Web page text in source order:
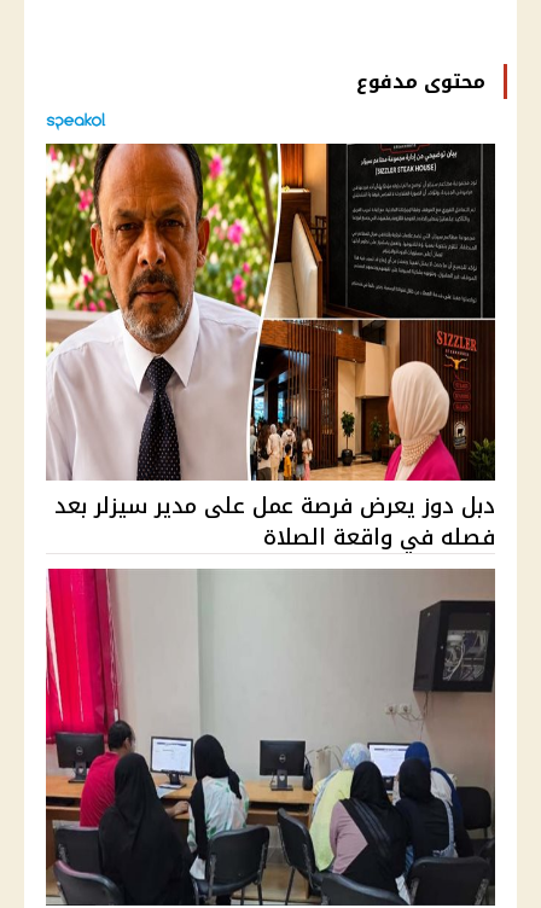
محتوى مدفوع
دبل دوز يعرض فرصة عمل على مدير سيزلر بعد
فصله في واقعة الصلاة